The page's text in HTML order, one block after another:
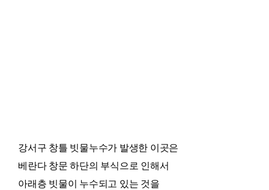
강서구 창틀 빗물누수가 발생한 이곳은
베란다 창문 하단의 부식으로 인해서
아래층 빗물이 누수되고 있는 것을